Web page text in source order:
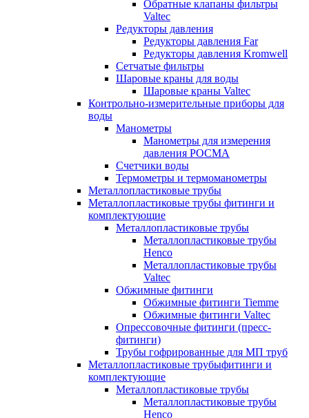
Обратные клапаны фильтры
Valtec
Редукторы давления
Редукторы давления Far
Редукторы давления Kromwell
Сетчатые фильтры
Шаровые краны для воды
Шаровые краны Valtec
Контрольно-измерительные приборы для
воды
Манометры
Манометры для измерения
давления РОСМА
Счетчики воды
Термометры и термоманометры
Металлопластиковые трубы
Металлопластиковые трубы фитинги и
комплектующие
Металлопластиковые трубы
Металлопластиковые трубы
Henco
Металлопластиковые трубы
Valtec
Обжимные фитинги
Обжимные фитинги Tiemme
Обжимные фитинги Valtec
Опрессовочные фитинги (пресс-
фитинги)
Трубы гофрированные для МП труб
Металлопластиковые трубыфитинги и
комплектующие
Металлопластиковые трубы
Металлопластиковые трубы
Henco